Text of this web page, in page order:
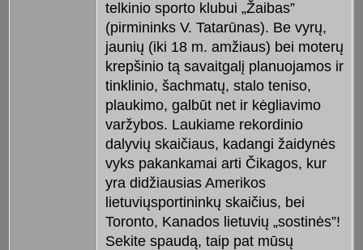
telkinio sporto klubui „Žaibas”
(pirmininks V. Tatarūnas). Be vyrų,
jaunių (iki 18 m. amžiaus) bei moterų
krepšinio tą savaitgalį planuojamos ir
tinklinio, šachmatų, stalo teniso,
plaukimo, galbūt net ir kėgliavimo
varžybos. Laukiame rekordinio
dalyvių skaičiaus, kadangi žaidynės
vyks pakankamai arti Čikagos, kur
yra didžiausias Amerikos
lietuviųsportininkų skaičius, bei
Toronto, Kanados lietuvių „sostinės”!
Sekite spaudą, taip pat mūsų